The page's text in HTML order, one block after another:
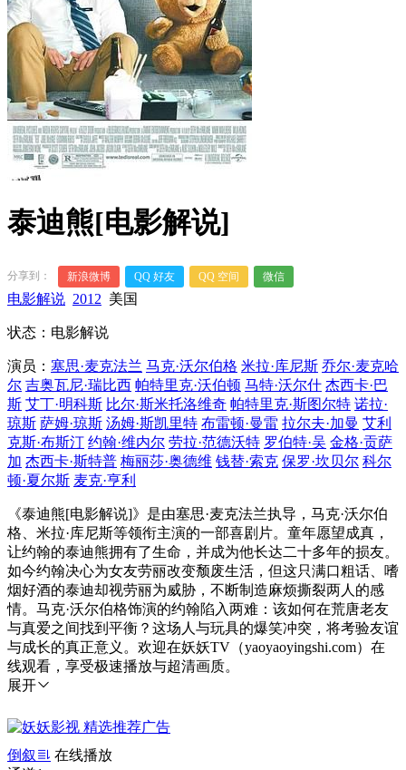
泰迪熊[电影解说]
分享到： 新浪微博 QQ 好友 QQ 空间 微信
电影解说 2012 美国
状态：电影解说
演员： 塞思·麦克法兰 马克·沃尔伯格 米拉·库尼斯 乔尔·麦克哈
尔 吉奥瓦尼·瑞比西 帕特里克·沃伯顿 马特·沃尔什 杰西卡·巴
斯 艾丁·明科斯 比尔·斯米托洛维奇 帕特里克·斯图尔特 诺拉·
琼斯 萨姆·琼斯 汤姆·斯凯里特 布雷顿·曼雷 拉尔夫·加曼 艾利
克斯·布斯汀 约翰·维内尔 劳拉·范德沃特 罗伯特·吴 金格·贡萨
加 杰西卡·斯特普 梅丽莎·奥德维 钱替·索克 保罗·坎贝尔 科尔
顿·夏尔斯 麦克·亨利
《泰迪熊[电影解说]》是由塞思·麦克法兰执导，马克·沃尔伯
格、米拉·库尼斯等领衔主演的一部喜剧片。童年愿望成真，
让约翰的泰迪熊拥有了生命，并成为他长达二十多年的损友。
如今约翰决心为女友劳丽改变颓废生活，但这只满口粗话、嗜
烟好酒的泰迪却视劳丽为威胁，不断制造麻烦撕裂两人的感
情。马克·沃尔伯格饰演的约翰陷入两难：该如何在荒唐老友
与真爱之间找到平衡？这场人与玩具的爆笑冲突，将考验友谊
与成长的真正意义。欢迎在妖妖TV（yaoyaoyingshi.com）在
线观看，享受极速播放与超清画质。
展开
倒叙
在线播放